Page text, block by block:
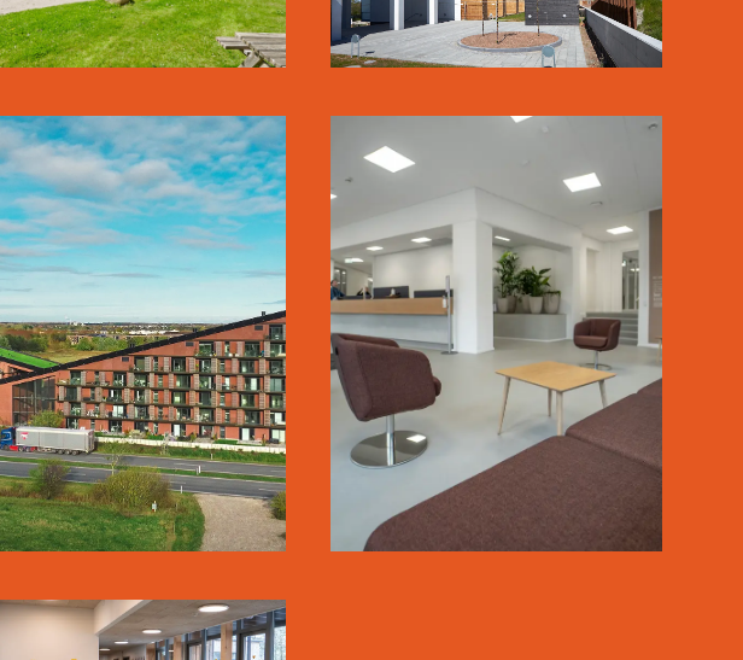
GREEN HILLS
SE MERE
SANKT KJELDS
GÅRD
SE MERE